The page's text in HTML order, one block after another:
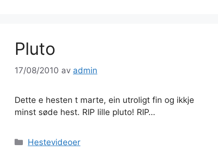
Pluto
17/08/2010 av admin
Dette e hesten t marte, ein utroligt fin og ikkje
minst søde hest. RIP lille pluto! RIP…
Kategorier
Hestevideoer